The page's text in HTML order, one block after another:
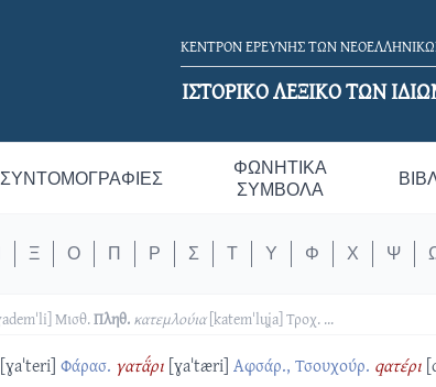
ΚΕΝΤΡΟΝ ΕΡΕΥΝΗΣ ΤΩΝ
ΙΣΤΟΡΙΚΟ ΛΕΞΙΚΟ TΩΝ
ΣΥΝΤΟΜΟΓΡΑΦΊΕΣ
ΦΩΝΗΤΙΚΆ
ΣΎΜΒΟΛΑ
Ξ Ο Π Ρ Σ Τ Υ Φ Χ Ψ
Μισθ.Πληθ. κατεμλούια [katemˈluʝa] Τροχ. ...
[ɣaˈteri] Φάρασ. γατα̈́ρι [ɣaˈtæri] Αφσάρ., Τσουχούρ. qατέρι